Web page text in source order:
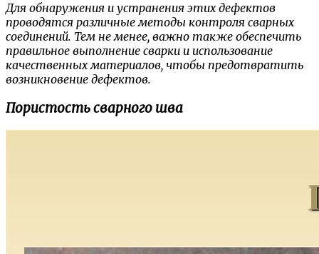
Для обнаружения и устранения этих дефектов
проводятся различные методы контроля сварных
соединений. Тем не менее, важно также обеспечить
правильное выполнение сварки и использование
качественных материалов, чтобы предотвратить
возникновение дефектов.
Пористость сварного шва